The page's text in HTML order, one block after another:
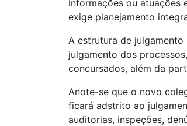
informações ou atuações
exige planejamento
A estrutura de
julgamento dos
concursados, além da
Anote-se que o novo
ficará adstrito ao
auditorias, inspeções,